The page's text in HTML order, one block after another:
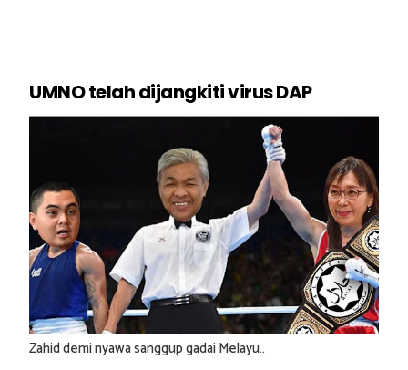
UMNO telah dijangkiti virus DAP
Zahid demi nyawa sanggup gadai Melayu..